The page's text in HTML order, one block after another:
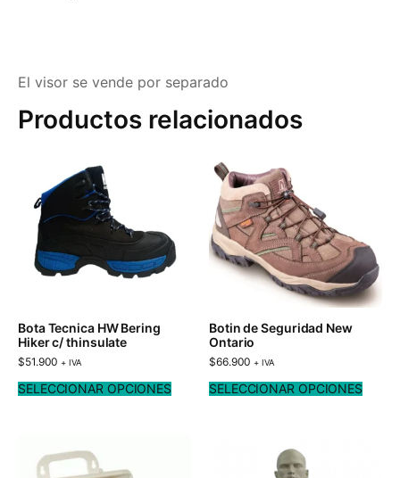
El visor se vende por separado
Productos relacionados
Bota Tecnica HW Bering
Hiker c/ thinsulate
$51.900 + IVA
SELECCIONAR OPCIONES
Botin de Seguridad New
Ontario
$66.900 + IVA
SELECCIONAR OPCIONES